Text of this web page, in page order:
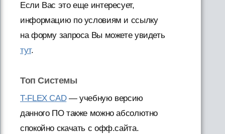
Если Вас это еще интересует,
информацию по условиям и ссылку
на форму запроса Вы можете увидеть
тут.
Топ Системы
T-FLEX CAD— учебную версию
данного ПО также можно абсолютно
спокойно скачать с офф.сайта.